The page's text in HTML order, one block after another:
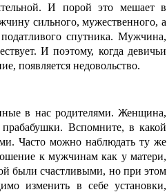
И порой это мешает в
сильного, мужественного, а
спутника. Мужчина,
И поэтому, когда девичьи
появляется недовольство.
в нас родителями. Женщина,
прабабушки. Вспомните, в какой
Часто можно наблюдать ту же
к мужчинам как у матери,
были счастливыми, но при этом
изменить в себе установки,